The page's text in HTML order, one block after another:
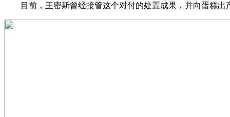
目前，王密斯曾经接管这个对付的处置成果，并向蛋糕出